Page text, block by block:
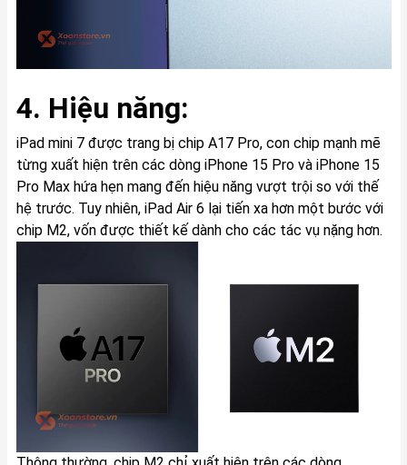
4. Hiệu năng:
iPad mini 7 được trang bị chip A17 Pro, con chip mạnh mẽ
từng xuất hiện trên các dòng iPhone 15 Pro và iPhone 15
Pro Max hứa hẹn mang đến hiệu năng vượt trội so với thế
hệ trước. Tuy nhiên, iPad Air 6 lại tiến xa hơn một bước với
chip M2, vốn được thiết kế dành cho các tác vụ nặng hơn.